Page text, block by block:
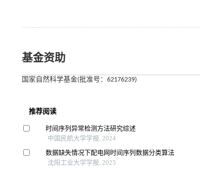
基金资助
国家自然科学基金(批准号：62176239)